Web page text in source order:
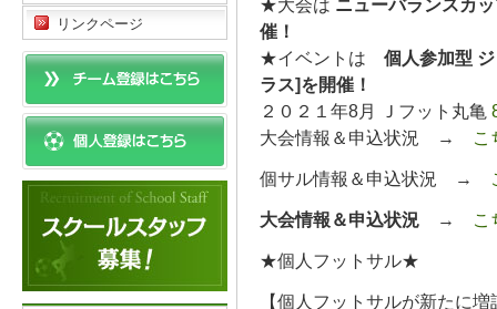
★大会は ニューバランスカ
催！
★イベントは 個人参加型 ジ
ラス]を開催！
２０２１年8月 Ｊフット丸亀
大会情報＆申込状況 →
こ
個サル情報＆申込状況 →
大会情報＆申込状況 → こ
★個人フットサル★
【個人フットサルが新たに増
リンクページ